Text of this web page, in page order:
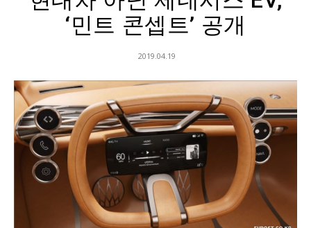
‘민트 콘셉트’ 공개
2019.04.19